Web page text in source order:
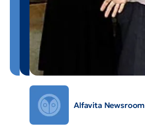
Alfavita Newsroom